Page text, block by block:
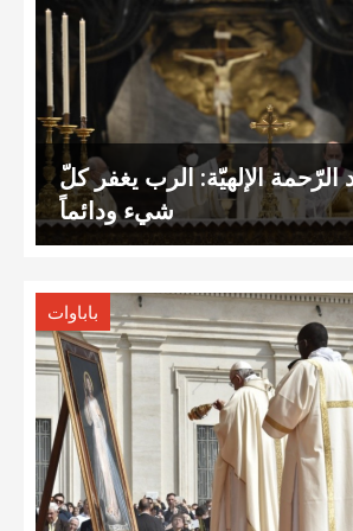
الرّحمة الإلهيّة: الرب يغفر كلّ
شيء ودائماً
باباوات